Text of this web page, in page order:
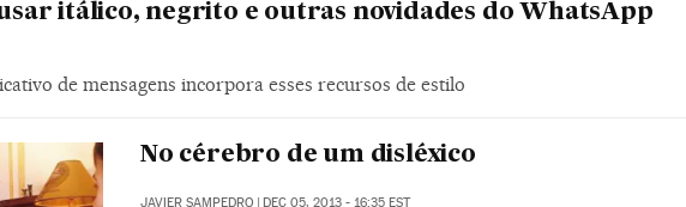
itálico, negrito e outras novidades do WhatsApp
de mensagens incorpora esses recursos de estilo
No cérebro de um disléxico
JAVIER SAMPEDRO DEC 05, 2013 - 16:35 EST